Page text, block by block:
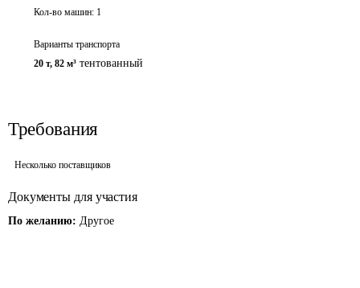
Кол-во машин: 1
Варианты транспорта
20 т, 82 м³ тентованный
Требования
Несколько поставщиков
Документы для участия
По желанию: Другое